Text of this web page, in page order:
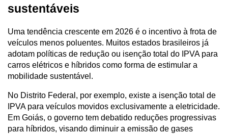
sustentáveis
Uma tendência crescente em 2026 é o incentivo à frota de
veículos menos poluentes. Muitos estados brasileiros já
adotam políticas de redução ou isenção total do IPVA para
carros elétricos e híbridos como forma de estimular a
mobilidade sustentável.
No Distrito Federal, por exemplo, existe a isenção total de
IPVA para veículos movidos exclusivamente a eletricidade.
Em Goiás, o governo tem debatido reduções progressivas
para híbridos, visando diminuir a emissão de gases